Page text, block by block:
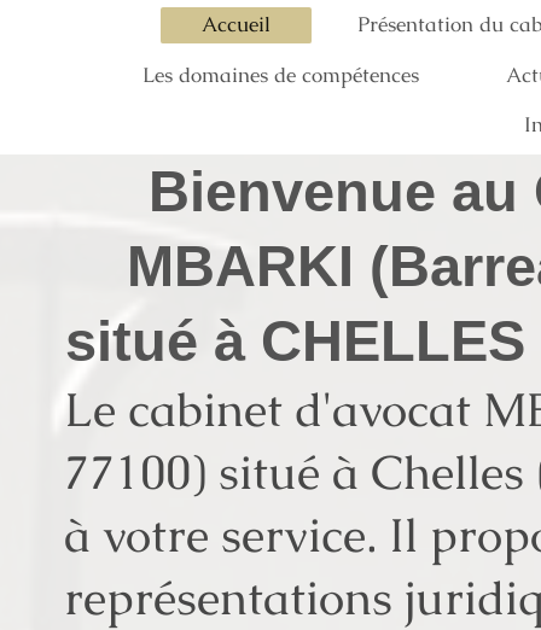
Accueil
Présentation du
Les domaines de compétences
Bienvenue au
MBARKI
situé à
Le cabinet d'avocat
77100) situé à
à votre service. Il
représentations